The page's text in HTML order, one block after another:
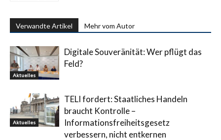
Verwandte Artikel Mehr vom Autor
Aktuelles
Digitale Souveränität: Wer pflügt das
Feld?
Aktuelles
TELI fordert: Staatliches Handeln
braucht Kontrolle –
Informationsfreiheitsgesetz
verbessern, nicht entkernen